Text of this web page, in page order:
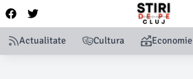
Actualitate Cultura Economie